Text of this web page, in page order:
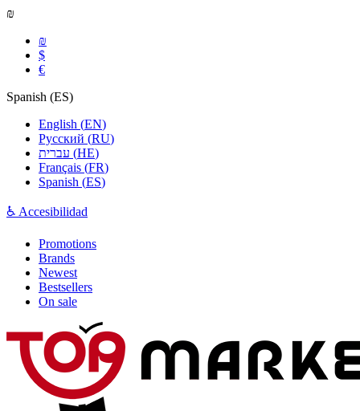
₪
₪
$
€
Spanish (ES)
English (EN)
Русский (RU)
(HE)
Français (FR)
Spanish (ES)
♿ Accesibilidad
Promotions
Brands
Newest
Bestsellers
On sale